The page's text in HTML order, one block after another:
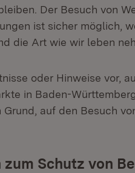
Der Besuch von
ist sicher möglich,
die Art wie wir leben
oder Hinweise vor,
in Baden-
auf den Besuch
Schutz von